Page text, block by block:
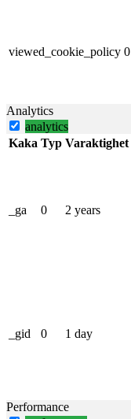
viewed_cookie_policy 0
Analytics
analytics
Kaka Typ Varaktighet
_ga 0 2 years
_gid 0 1 day
Performance